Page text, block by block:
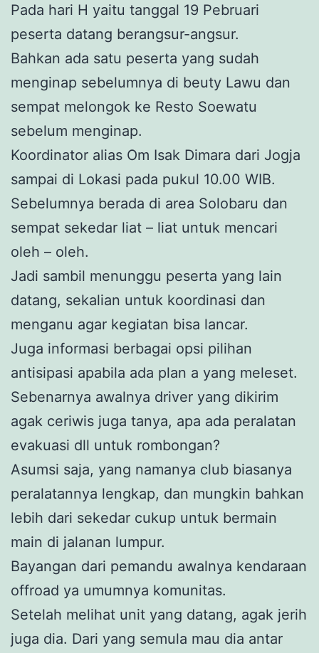
Pada hari H yaitu tanggal 19 Pebruari
peserta datang berangsur-angsur.
Bahkan ada satu peserta yang sudah
menginap sebelumnya di beuty Lawu dan
sempat melongok ke Resto Soewatu
sebelum menginap.
Koordinator alias Om Isak Dimara dari Jogja
sampai di Lokasi pada pukul 10.00 WIB.
Sebelumnya berada di area Solobaru dan
sempat sekedar liat – liat untuk mencari
oleh – oleh.
Jadi sambil menunggu peserta yang lain
datang, sekalian untuk koordinasi dan
menganu agar kegiatan bisa lancar.
Juga informasi berbagai opsi pilihan
antisipasi apabila ada plan a yang meleset.
Sebenarnya awalnya driver yang dikirim
agak ceriwis juga tanya, apa ada peralatan
evakuasi dll untuk rombongan?
Asumsi saja, yang namanya club biasanya
peralatannya lengkap, dan mungkin bahkan
lebih dari sekedar cukup untuk bermain
main di jalanan lumpur.
Bayangan dari pemandu awalnya kendaraan
offroad ya umumnya komunitas.
Setelah melihat unit yang datang, agak jerih
juga dia. Dari yang semula mau dia antar